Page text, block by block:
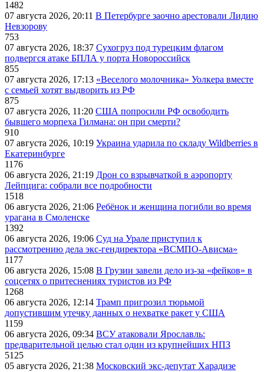
1482
07 августа 2026, 20:11 В Петербурге заочно арестовали Лидию
Невзорову
753
07 августа 2026, 18:37 Сухогруз под турецким флагом
подвергся атаке БПЛА у порта Новороссийск
855
07 августа 2026, 17:13 «Веселого молочника» Уолкера вместе
с семьей хотят выдворить из РФ
875
07 августа 2026, 11:20 США попросили РФ освободить
бывшего морпеха Гилмана: он при смерти?
910
07 августа 2026, 10:19 Украина ударила по складу Wildberries в
Екатеринбурге
1176
06 августа 2026, 21:19 Дрон со взрывчаткой в аэропорту
Лейпцига: собрали все подробности
1518
06 августа 2026, 21:06 Ребёнок и женщина погибли во время
урагана в Смоленске
1392
06 августа 2026, 19:06 Суд на Урале приступил к
рассмотрению дела экс-гендиректора «ВСМПО-Ависма»
1177
06 августа 2026, 15:08 В Грузии завели дело из-за «фейков» в
соцсетях о притеснениях туристов из РФ
1268
06 августа 2026, 12:14 Трамп пригрозил тюрьмой
допустившим утечку данных о нехватке ракет у США
1159
06 августа 2026, 09:34 ВСУ атаковали Ярославль:
предварительной целью стал один из крупнейших НПЗ
5125
05 августа 2026, 21:38 Московский экс-депутат Харадизе